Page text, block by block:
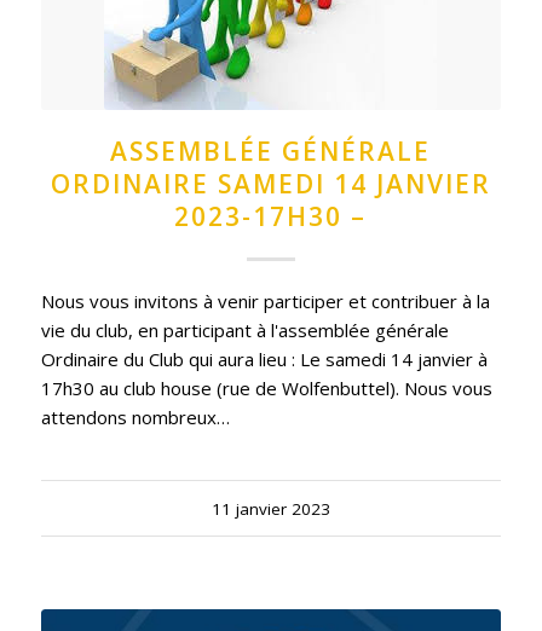
ASSEMBLÉE GÉNÉRALE
ORDINAIRE SAMEDI 14 JANVIER
2023-17H30 –
Nous vous invitons à venir participer et contribuer à la
vie du club, en participant à l'assemblée générale
Ordinaire du Club qui aura lieu : Le samedi 14 janvier à
17h30 au club house (rue de Wolfenbuttel). Nous vous
attendons nombreux…
11 janvier 2023